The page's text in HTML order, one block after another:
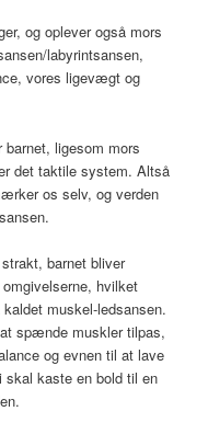
og oplever også mors
labyrintsansen,
vores ligevægt og
barnet, ligesom mors
det taktile system. Altså
os selv, og verden
barnet bliver
hvilket
muskel-ledsansen.
spænde muskler tilpas,
og evnen til at lave
kaste en bold til en